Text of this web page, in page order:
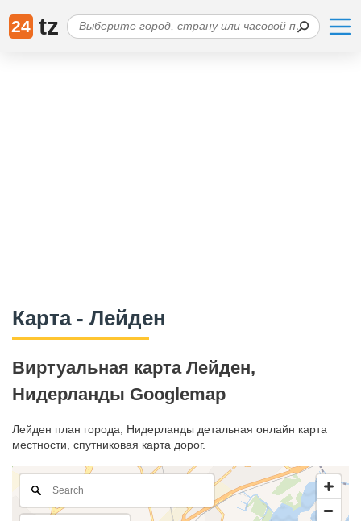
24 tz
Карта - Лейден
Виртуальная карта Лейден,
Нидерланды Googlemap
Лейден план города, Нидерланды детальная онлайн карта
местности, спутниковая карта дорог.